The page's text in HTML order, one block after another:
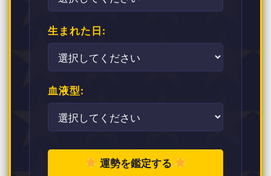
生まれた日:
血液型:
運勢を鑑定する